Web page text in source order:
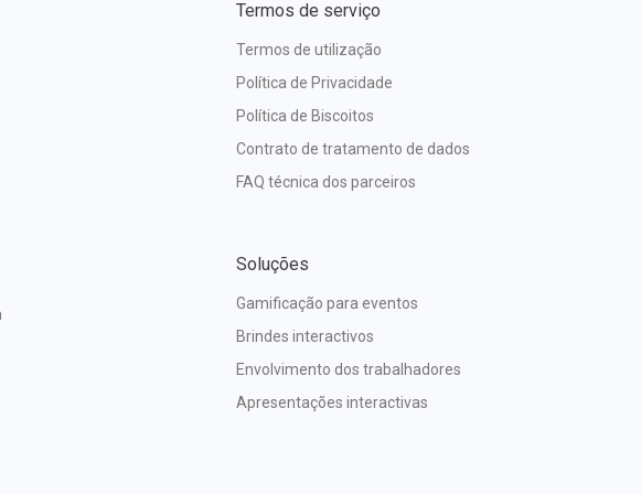
Termos de serviço
Termos de utilização
Política de Privacidade
Política de Biscoitos
Contrato de tratamento de dados
FAQ técnica dos parceiros
Soluções
Gamificação para eventos
Brindes interactivos
Envolvimento dos trabalhadores
Apresentações interactivas